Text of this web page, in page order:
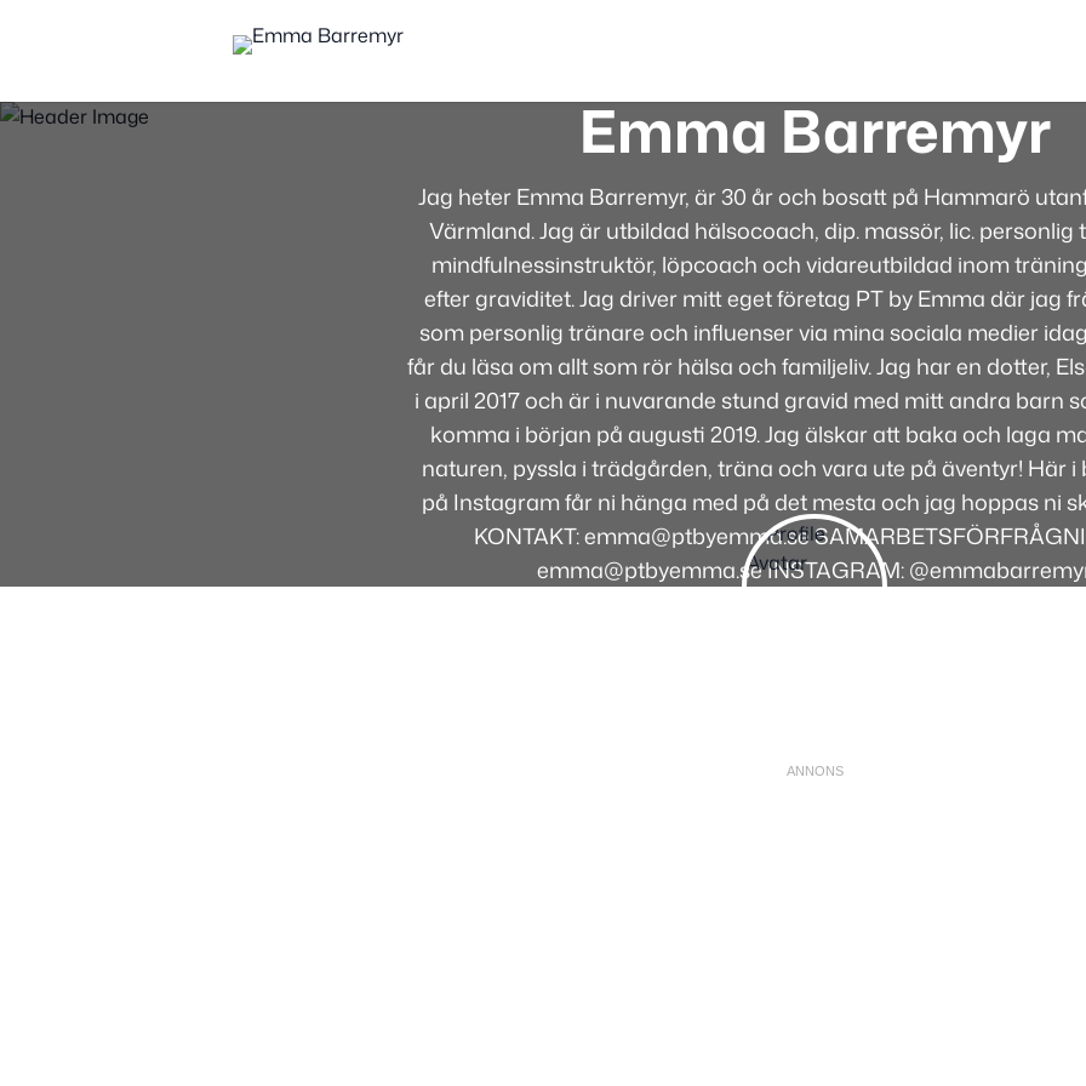
Emma Barremyr
Jag heter Emma Barremyr, är 30 år och bosatt på Hammarö
Värmland. Jag är utbildad hälsocoach, dip. massör, lic. personlig
mindfulnessinstruktör, löpcoach och vidareutbildad inom
efter graviditet. Jag driver mitt eget företag PT by Emma där jag
som personlig tränare och influenser via mina sociala medier
får du läsa om allt som rör hälsa och familjeliv. Jag har en dotter,
i april 2017 och är i nuvarande stund gravid med mitt andra barn
komma i början på augusti 2019. Jag älskar att baka och laga
naturen, pyssla i trädgården, träna och vara ute på äventyr! Här i
på Instagram får ni hänga med på det mesta och jag hoppas ni
KONTAKT: emma@ptbyemma.se
emma@ptbyemma.se INSTAGRAM: